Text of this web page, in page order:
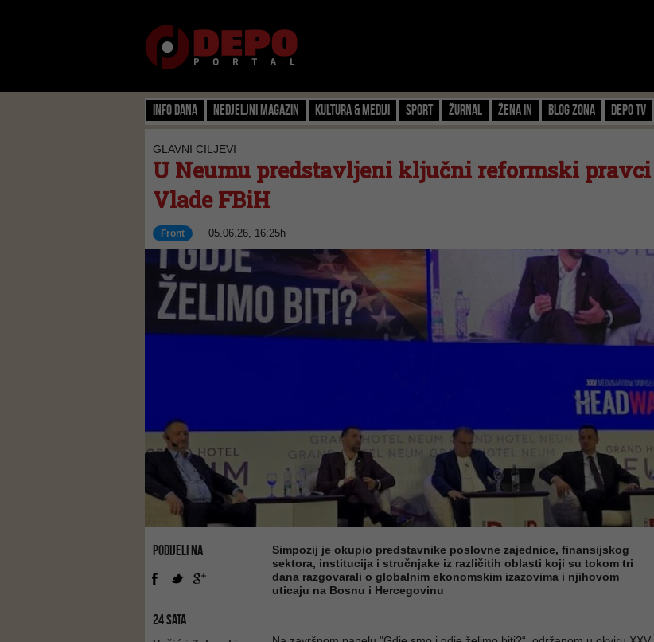
Info dana Nedjeljni magazin Kultura & Mediji Sport Žurnal Žena IN Blog zona Depo TV
GLAVNI CILJEVI
U Neumu predstavljeni ključni reformski pravci
Vlade FBiH
Front 05.06.26, 16:25h
PODIJELI NA
24 SATA
Simpozij je okupio predstavnike poslovne zajednice, finansijskog
sektora, institucija i stručnjake iz različitih oblasti koji su tokom tri
dana razgovarali o globalnim ekonomskim izazovima i njihovom
uticaju na Bosnu i Hercegovinu